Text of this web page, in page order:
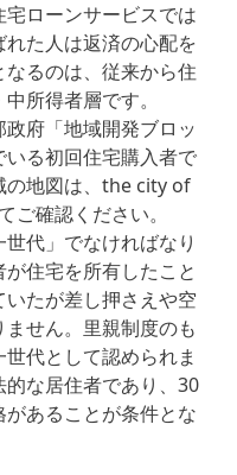
ローンサービスでは
た人は返済の心配を
るのは、従来から住
所得者層です。
府「地域開発ブロッ
る初回住宅購入者で
の地図は、the city of
ご確認ください。
代」でなければなり
住宅を所有したこと
たが差し押さえや空
せん。里親制度のも
代として認められま
な居住者であり、30
あることが条件とな